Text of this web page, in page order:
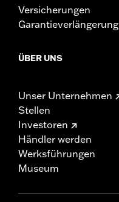
Versicherungen
Garantieverlängerung
ÜBER UNS
Unser Unternehmen
Stellen
Investoren
Händler werden
Werksführungen
Museum